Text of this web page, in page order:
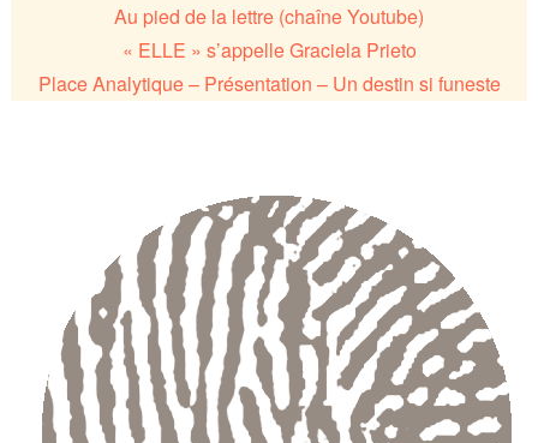
Au pied de la lettre (chaîne Youtube)
« ELLE » s’appelle Graciela Prieto
Place Analytique – Présentation – Un destin si funeste